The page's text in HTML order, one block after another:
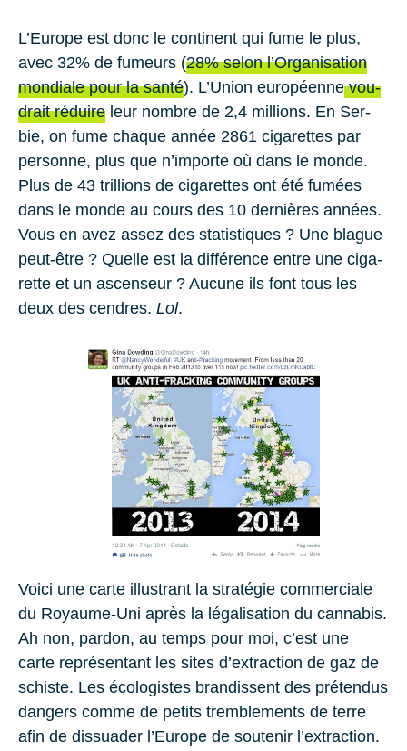
L’Eu­rope est donc le conti­nent qui fume le plus,
avec 32% de fu­meurs (28% selon l’Or­ga­ni­sa­tion
mon­diale pour la san­té). L’Union eu­ro­péennevou­
drait ré­duire leur nombre de 2,4 mil­lions. En Ser­
bie, on fume chaque année 2861 ci­ga­rettes par
per­sonne, plus que n’im­porte où dans le monde.
Plus de 43 tril­lions de ci­ga­rettes ont été fu­mées
dans le monde au cours des 10 der­nières an­nées.
Vous en avez assez des sta­tis­tiques ? Une blague
peut-être ? Quelle est la dif­fé­rence entre une ci­ga­
rette et un as­cen­seur ? Au­cune ils font tous les
deux des cendres. Lol.
Voici une carte illustrant la stra­té­gie com­mer­ciale
du Royaume-Uni après la lé­ga­li­sa­tion du can­na­bis.
Ah non, par­don, au temps pour moi, c’est une
carte re­pré­sen­tant les sites d’ex­trac­tion de gaz de
schiste. Les éco­lo­gistes bran­dissent des pré­ten­dus
dan­gers comme de pe­tits trem­ble­ments de terre
afin de dis­sua­der l’Eu­rope de sou­te­nir l’ex­trac­tion.